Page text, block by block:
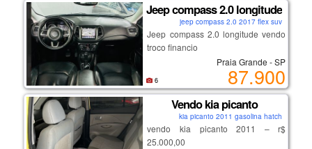
Jeep compass 2.0 longitude
jeep compass 2.0 2017 flex suv
Jeep compass 2.0 longitude vendo
troco financio
Praia Grande - SP
87.900
6
Vendo kia picanto
kia picanto 2011 gasolina hatch
vendo kia picanto 2011 – r$
25.000,00